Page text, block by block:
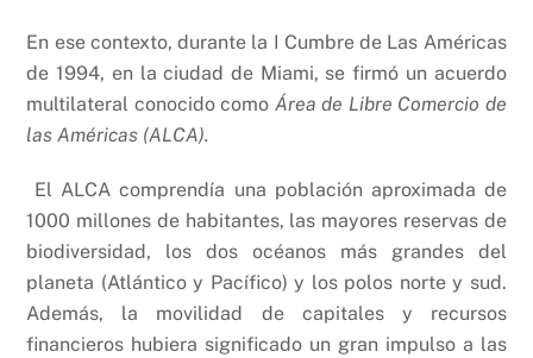
En ese contexto, durante la I Cumbre de Las Américas
de 1994, en la ciudad de Miami, se firmó un acuerdo
multilateral conocido como Área de Libre Comercio de
las Américas (ALCA).
El ALCA comprendía una población aproximada de
1000 millones de habitantes, las mayores reservas de
biodiversidad, los dos océanos más grandes del
planeta (Atlántico y Pacífico) y los polos norte y sud.
Además, la movilidad de capitales y recursos
financieros hubiera significado un gran impulso a las